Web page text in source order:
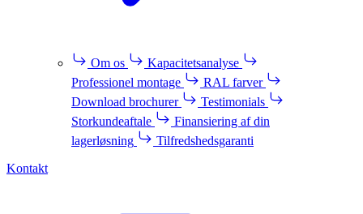
Om os
Kapacitetsanalyse
Professionel montage
RAL farver
Download brochurer
Testimonials
Storkundeaftale
Finansiering af din
lagerløsning
Tilfredshedsgaranti
Kontakt